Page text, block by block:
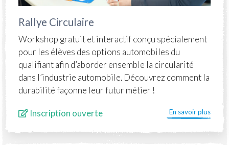
Rallye Circulaire
Workshop gratuit et interactif conçu spécialement
pour les élèves des options automobiles du
qualifiant afin d’aborder ensemble la circularité
dans l’industrie automobile. Découvrez comment la
durabilité façonne leur futur métier !
Inscription ouverte En savoir plus